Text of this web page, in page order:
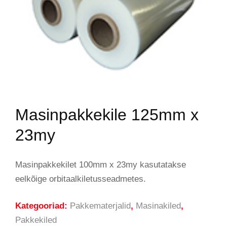
Masinpakkekile 125mm x
23my
Masinpakkekilet 100mm x 23my kasutatakse
eelkõige orbitaalkiletusseadmetes.
Kategooriad: Pakkematerjalid, Masinakiled,
Pakkekiled